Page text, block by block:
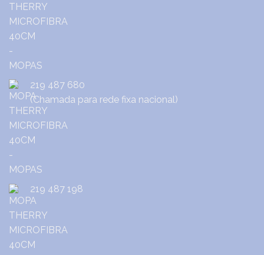
219 487 680
(Chamada para rede fixa nacional)
219 487 198